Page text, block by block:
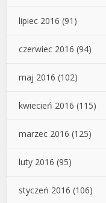
lipiec 2016 (91)
czerwiec 2016 (94)
maj 2016 (102)
kwiecień 2016 (115)
marzec 2016 (125)
luty 2016 (95)
styczeń 2016 (106)